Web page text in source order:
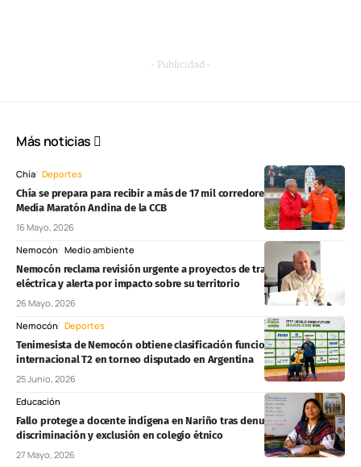
- Publicidad -
Más noticias
Chía Deportes
Chía se prepara para recibir a más de 17 mil corredores en la tercera
Media Maratón Andina de la CCB
16 Mayo, 2026
Nemocón Medio ambiente
Nemocón reclama revisión urgente a proyectos de transmisión
eléctrica y alerta por impacto sobre su territorio
26 Mayo, 2026
Nemocón Deportes
Tenimesista de Nemocón obtiene clasificación funcional
internacional T2 en torneo disputado en Argentina
25 Junio, 2026
Educación
Fallo protege a docente indígena en Nariño tras denuncias de
discriminación y exclusión en colegio étnico
27 Mayo, 2026